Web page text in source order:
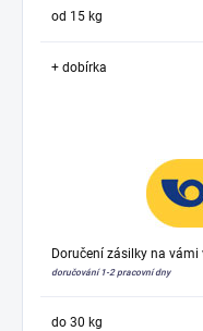
od 15 kg
+ dobírka
Doručení zásilky na
doručování 1-2 pracovní dny
do 30 kg